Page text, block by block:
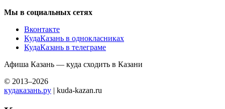
Мы в социальных сетях
Вконтакте
КудаКазань в однокласниках
КудаКазань в телеграме
Афиша Казань — куда сходить в Казани
© 2013–2026
кудаказань.ру | kuda-kazan.ru